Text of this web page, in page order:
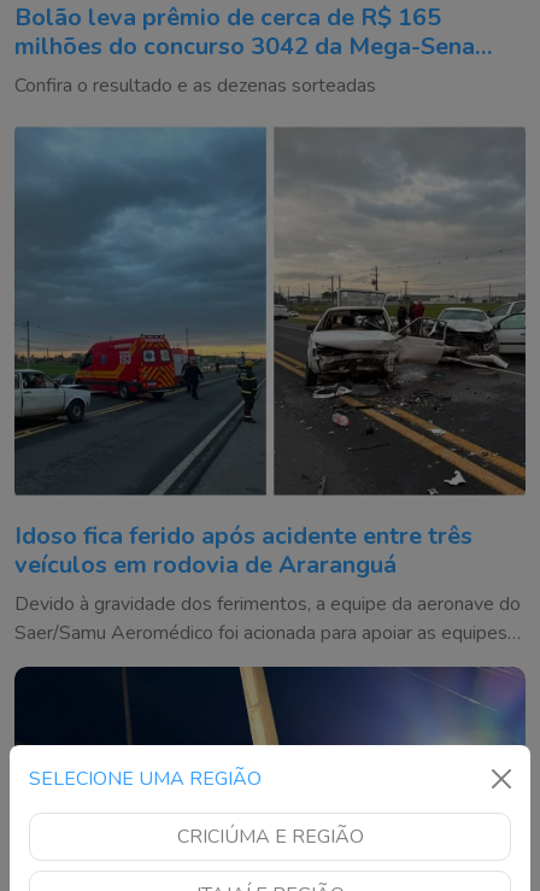
SELECIONE UMA REGIÃO
CRICIÚMA E REGIÃO
Bolão leva prêmio de cerca de R$ 165
milhões do concurso 3042 da Mega-Sena
sorteado neste domingo
Confira o resultado e as dezenas sorteadas
Idoso fica ferido após acidente entre três
veículos em rodovia de Araranguá
Devido à gravidade dos ferimentos, a equipe da aeronave do
Saer/Samu Aeromédico foi acionada para apoiar as equipes
dos bombeiros e do Samu